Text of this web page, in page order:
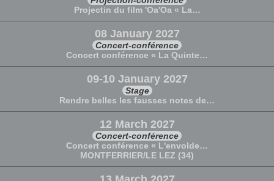
Projectin du film 'Oa'Oa « La…
08 January 2027
Concert-conférence
Concert conférence « La Quinte…
09-10 January 2027
Stage
Rendre belles les fausses notes de…
12 March 2027
Concert-conférence
Concert conférence « L'envolde…
MONTFERRIER/LE LEZ (34)